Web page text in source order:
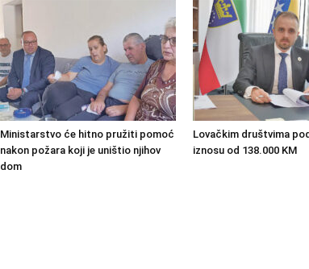
Ministarstvo će hitno pružiti pomoć
nakon požara koji je uništio njihov
dom
Lovačkim društvima
iznosu od 138.000 KM